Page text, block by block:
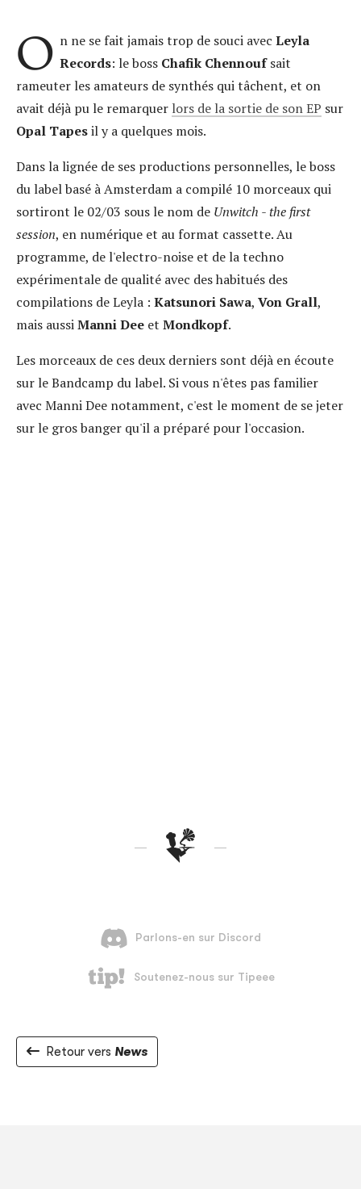
O n ne se fait jamais trop de souci avec Leyla
Records: le boss Chafik Chennoufsait
rameuter les amateurs de synthés qui tâchent, et on
avait déjà pu le remarquer lors de la sortie de son EP sur
Opal Tapesil y a quelques mois.
Dans la lignée de ses productions personnelles, le boss
du label basé à Amsterdam a compilé 10 morceaux qui
sortiront le 02/03 sous le nom de Unwitch - the first
session, en numérique et au format cassette. Au
programme, de l'electro-noise et de la techno
expérimentale de qualité avec des habitués des
compilations de Leyla : Katsunori Sawa, Von Grall,
mais aussiManni Dee et Mondkopf.
Les morceaux de ces deux derniers sont déjà en écoute
sur le Bandcamp du label. Si vous n'êtes pas familier
avec Manni Dee notamment, c'est le moment de se jeter
sur le gros banger qu'il a préparé pour l'occasion.
Retour vers News